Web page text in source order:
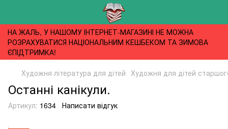
НА ЖАЛЬ, У НАШОМУ ІНТЕРНЕТ-МАГАЗИНІ НЕ МОЖНА
РОЗРАХУВАТИСЯ НАЦІОНАЛЬНИМ КЕШБЕКОМ ТА ЗИМОВА
ЄПІДТРИМКА!
Художня література для дітей Художня для дітей
Останні канікули.
Артикул: 1634 Написати відгук